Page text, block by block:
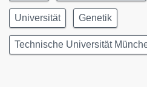
Universität Genetik
Technische Universität